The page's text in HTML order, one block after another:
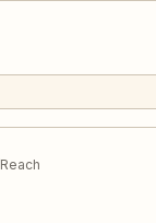
Reach